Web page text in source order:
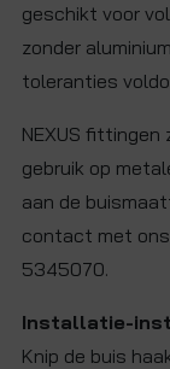
geschikt voor
zonder
toleranties
NEXUS
gebruik op
aan de
contact met
5345070.
Installatie-
Knip de buis